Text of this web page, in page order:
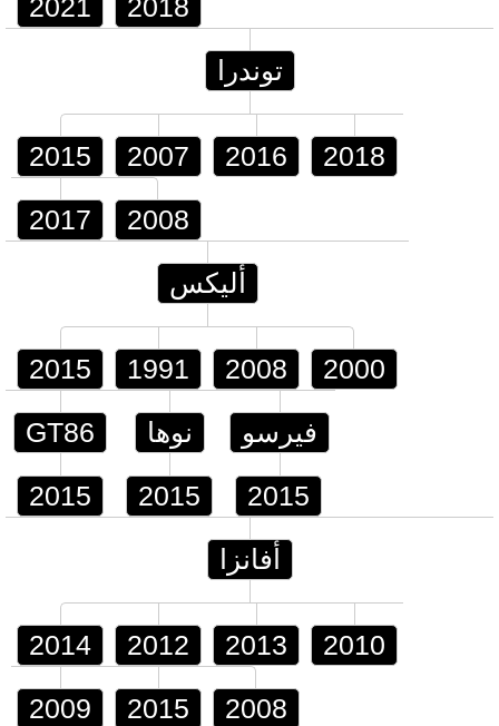
2021 2018
توندرا
2015 2007 2016 2018
2017 2008
أليكس
2015 1991 2008 2000
GT86
2015
نوها
2015
فيرسو
2015
أفانزا
2014 2012 2013 2010
2009 2015 2008